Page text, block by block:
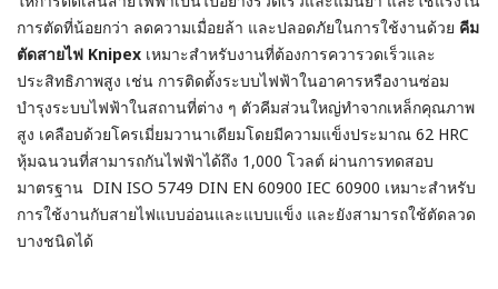
การตัดที่น้อยกว่า ลดความเมื่อยล้า และปลอดภัยในการใช้งานด้วย คีม
ตัดสายไฟ Knipex เหมาะสำหรับงานที่ต้องการควารวดเร็วและ
ประสิทธิภาพสูง เช่น การติดตั้งระบบไฟฟ้าในอาคารหรืองานซ่อม
บำรุงระบบไฟฟ้าในสถานที่ต่าง ๆ ตัวคีมส่วนใหญ่ทำจากเหล็กคุณภาพ
สูง เคลือบด้วยโครเมี่ยมวานาเดียมโดยมีความแข็งประมาณ 62 HRC
หุ้มฉนวนที่สามารถกันไฟฟ้าได้ถึง 1,000 โวลต์ ผ่านการทดสอบ
มาตรฐาน DIN ISO 5749 DIN EN 60900 IEC 60900 เหมาะสำหรับ
การใช้งานกับสายไฟแบบอ่อนและแบบแข็ง และยังสามารถใช้ตัดลวด
บางชนิดได้